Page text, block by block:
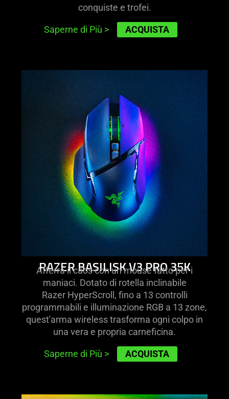
conquiste e trofei.
Saperne di Più > ACQUISTA
RAZER BASILISK V3 PRO 35K
Afferra il caos con un mouse fatto per i
maniaci. Dotato di rotella inclinabile
Razer HyperScroll, fino a 13 controlli
programmabili e illuminazione RGB a 13 zone,
quest'arma wireless trasforma ogni colpo in
una vera e propria carneficina.
Saperne di Più > ACQUISTA